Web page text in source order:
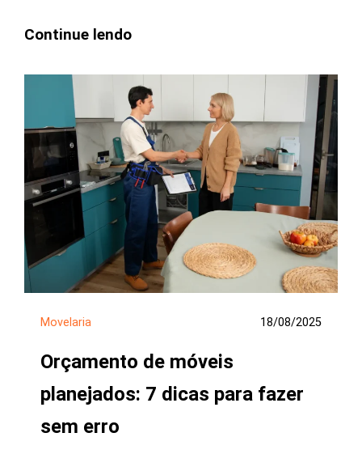
Continue lendo
Movelaria 18/08/2025
Orçamento de móveis
planejados: 7 dicas para fazer
sem erro